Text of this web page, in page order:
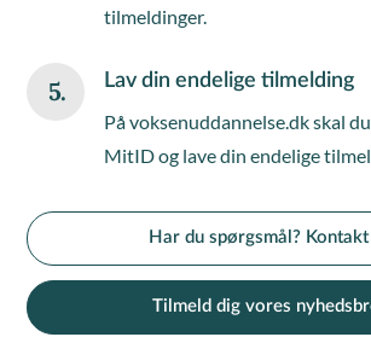
tilmeldinger.
5. Lav din endelige tilmelding
På voksenuddannelse.dk skal
MitID og lave din endelige
Har du spørgsmål? Kontakt
Tilmeld dig vores